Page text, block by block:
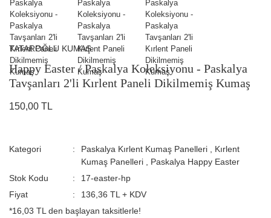
TATAROĞLU KUMAŞ
Happy Easter / Paskalya Koleksiyonu - Paskalya
Tavşanları 2'li Kırlent Paneli Dikilmemiş Kumaş
150,00 TL
Kategori Paskalya Kırlent Kumaş Panelleri
Kırlent
Kumaş Panelleri
Paskalya Happy Easter
Stok Kodu
17-easter-hp
Fiyat
136,36 TL + KDV
*16,03 TL den başlayan taksitlerle!